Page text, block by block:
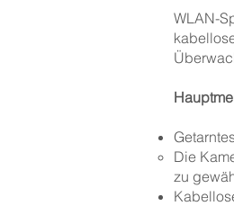
WLAN-
Die
zu